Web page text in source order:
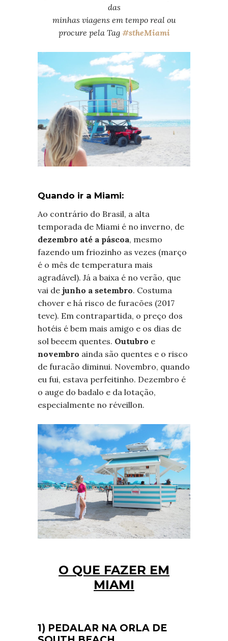
das
minhas viagens em tempo real ou
procure pela Tag #stheMiami
Quando ir a Miami:
Ao contrário do Brasil, a alta
temporada de Miami é no inverno, de
dezembro até a páscoa, mesmo
fazendo um friozinho as vezes (março
é o mês de temperatura mais
agradável). Já a baixa é no verão, que
vai de junho a setembro. Costuma
chover e há risco de furacões (2017
teve). Em contrapartida, o preço dos
hotéis é bem mais amigo e os dias de
sol beeem quentes. Outubro e
novembro ainda são quentes e o risco
de furacão diminui. Novembro, quando
eu fui, estava perfeitinho. Dezembro é
o auge do badalo e da lotação,
especialmente no réveillon.
O QUE FAZER EM
MIAMI
1) PEDALAR NA ORLA DE